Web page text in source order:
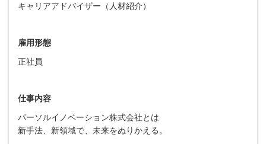
キャリアアドバイザー（人材紹介）
雇用形態
正社員
仕事内容
パーソルイノベーション株式会社とは
新手法、新領域で、未来をぬりかえる。